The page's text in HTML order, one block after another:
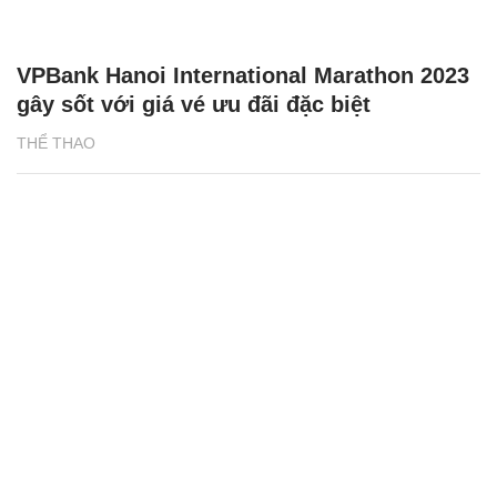
THỂ THAO
VPBank Hanoi International Marathon 2023
gây sốt với giá vé ưu đãi đặc biệt